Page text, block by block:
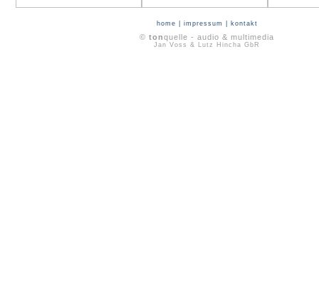
home impressum kontakt
© tonquelle - audio & multimedia
Jan Voss & Lutz Hincha GbR